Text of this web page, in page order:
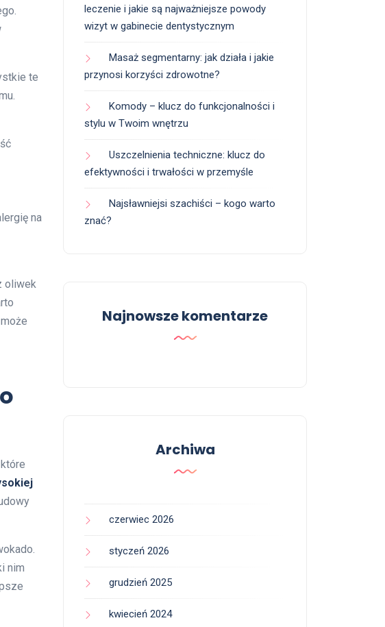
te
na
oliwek
nim
leczenie i jakie są najważniejsze powody
wizyt w gabinecie dentystycznym
Masaż segmentarny: jak działa i jakie
przynosi korzyści zdrowotne?
Komody – klucz do funkcjonalności i
stylu w Twoim wnętrzu
Uszczelnienia techniczne: klucz do
efektywności i trwałości w przemyśle
Najsławniejsi szachiści – kogo warto
znać?
Najnowsze komentarze
Archiwa
czerwiec 2026
styczeń 2026
grudzień 2025
kwiecień 2024